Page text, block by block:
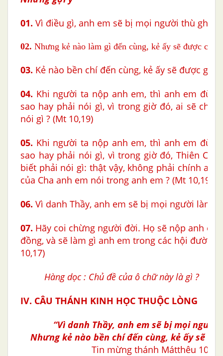
01. Vì điều gì, anh em sẽ bị mọi người thù ghét
02. Nhưng kẻ nào làm gì đến cùng, kẻ ấy sẽ được cứu
03. Kẻ nào bền chí đến cùng, kẻ ấy sẽ được gì ?
04. Khi người ta nộp anh em, thì anh em
sao hay phải nói gì, vì trong giờ đó, ai sẽ cho
nói gì ? (Mt 10,19)
05. Khi người ta nộp anh em, thì anh em
sao hay phải nói gì, vì trong giờ đó, Thiên
biết phải nói gì: thật vậy, không phải chính
của Cha anh em nói trong anh em ? (Mt 10,19-
06. Vì danh Thầy, anh em sẽ bị mọi người làm gì
07. Hãy coi chừng người đời. Họ sẽ nộp anh em
đồng, và sẽ làm gì anh em trong các hội đường
10,17)
Hàng dọc : Chủ đề của ô chữ này là gì ?
IV. CÂU THÁNH KINH HỌC THUỘC LÒNG
“Vì danh Thầy, anh em sẽ bị mọi người
Nhưng kẻ nào bền chí đến cùng, kẻ ấy sẽ
Tin mừng thánh Mátthêu 10,22